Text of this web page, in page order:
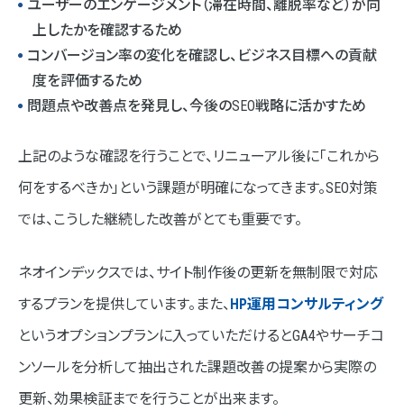
ユーザーのエンゲージメント（滞在時間、離脱率など）が向
上したかを確認するため
コンバージョン率の変化を確認し、ビジネス目標への貢献
度を評価するため
問題点や改善点を発見し、今後のSEO戦略に活かすため
上記のような確認を行うことで、リニューアル後に「これから
何をするべきか」という課題が明確になってきます。SEO対策
では、こうした継続した改善がとても重要です。
ネオインデックスでは、サイト制作後の更新を無制限で対応
するプランを提供しています。また、HP運用コンサルティング
というオプションプランに入っていただけるとGA4やサーチコ
ンソールを分析して抽出された課題改善の提案から実際の
更新、効果検証までを行うことが出来ます。